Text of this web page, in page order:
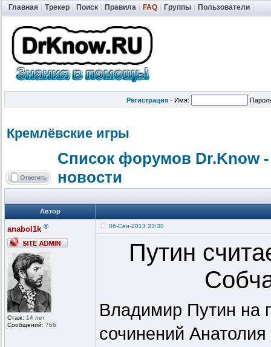
Главная Трекер Поиск Правила FAQ Группы Пользователи
Регистрация · Имя:
Кремлёвские игры
Список форумов Dr.Know
новости
Автор
anabol1k ®
Стаж: 14 лет
Сообщений: 766
06-Сен-2013 23:30
Путин
Владимир Путин на
сочинений